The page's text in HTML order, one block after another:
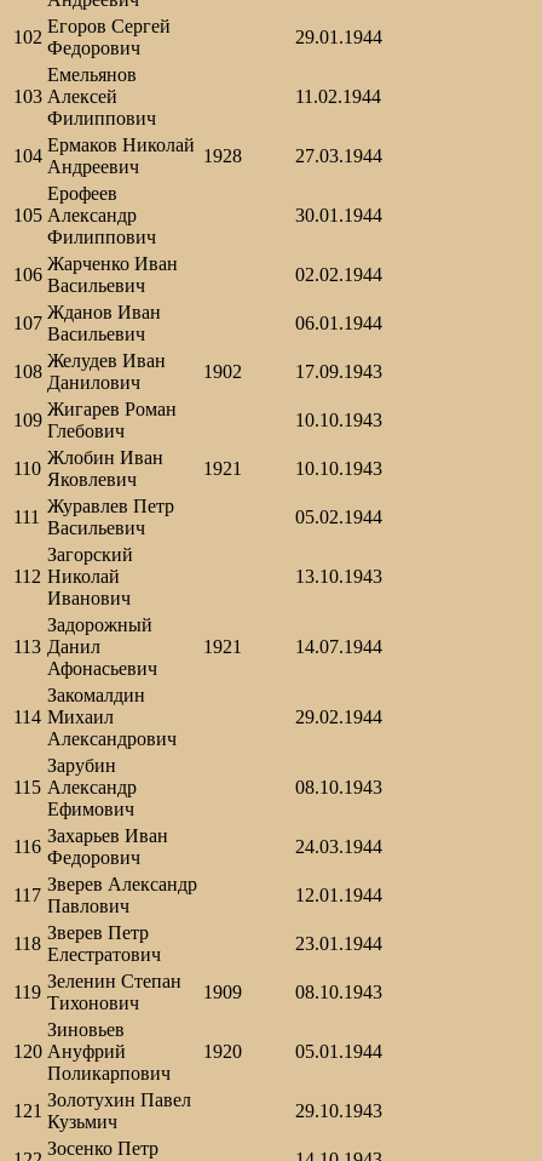
102
Егоров Сергей
Федорович
29.01.1944
103
Емельянов
Алексей
Филиппович
11.02.1944
104
Ермаков Николай
Андреевич
1928 27.03.1944
105
Ерофеев
Александр
Филиппович
30.01.1944
106
Жарченко Иван
Васильевич
02.02.1944
107
Жданов Иван
Васильевич
06.01.1944
108
Желудев Иван
Данилович
1902 17.09.1943
109
Жигарев Роман
Глебович
10.10.1943
110
Жлобин Иван
Яковлевич
1921 10.10.1943
111
Журавлев Петр
Васильевич
05.02.1944
112
Загорский
Николай
Иванович
13.10.1943
113
Задорожный
Данил
Афонасьевич
1921 14.07.1944
114
Закомалдин
Михаил
Александрович
29.02.1944
115
Зарубин
Александр
Ефимович
08.10.1943
116
Захарьев Иван
Федорович
24.03.1944
117
Зверев Александр
Павлович
12.01.1944
118
Зверев Петр
Елестратович
23.01.1944
119
Зеленин Степан
Тихонович
1909 08.10.1943
120
Зиновьев
Ануфрий
Поликарпович
1920 05.01.1944
121
Золотухин Павел
Кузьмич
29.10.1943
Зосенко Петр